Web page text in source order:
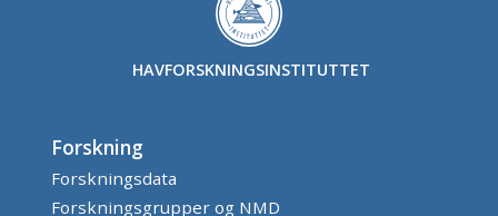
HAVFORSKNINGSINSTITUTTET
Forskning
Forskningsdata
Forskningsgrupper og NMD